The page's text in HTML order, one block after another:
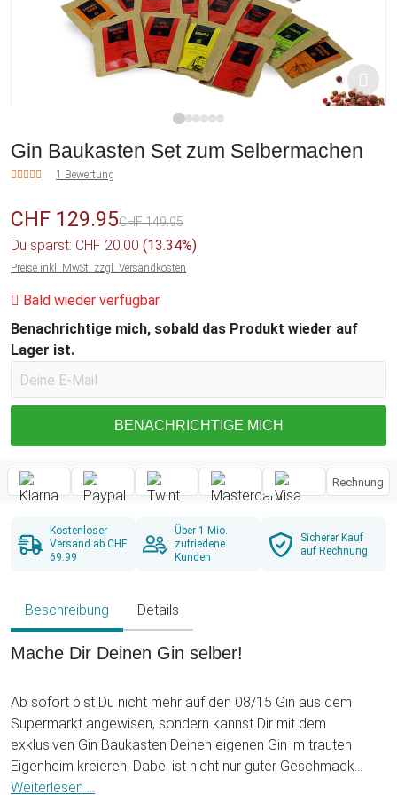
Gin Baukasten Set zum Selbermachen
1 Bewertung
CHF 129.95CHF 149.95
Du sparst: CHF 20.00 (13.34%)
Preise inkl. MwSt. zzgl. Versandkosten
Bald wieder verfügbar
Benachrichtige mich, sobald das Produkt wieder auf
Lager ist.
BENACHRICHTIGE MICH
Rechnung
Kostenloser
Versand ab CHF
69.99
Über 1 Mio.
zufriedene
Kunden
Sicherer Kauf
auf Rechnung
Beschreibung Details
Mache Dir Deinen Gin selber!
Ab sofort bist Du nicht mehr auf den 08/15 Gin aus dem
Supermarkt angewisen, sondern kannst Dir mit dem
exklusiven Gin Baukasten Deinen eigenen Gin im trauten
Eigenheim kreieren. Dabei ist nicht nur guter Geschmack
gefragt, sondern auch viel Kreativität und Leidenschaft! Mit
Weiterlesen ...